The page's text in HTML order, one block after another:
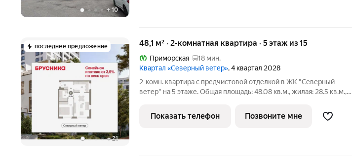
+ 10
последнее предложение
+21
48,1 м² · 2-комнатная квартира · 5 этаж из 15
Приморская
18 мин.
Квартал «Северный ветер», 4 квартал 2028
2-комн. квартира с предчистовой отделкой в ЖК "Северный
ветер" на 5 этаже. Общая площадь: 48.08 кв.м., жилая: 28.5 кв.м.,
любителям тишины и панорамных видов. В квартире один
совмещенный
Показать телефон Позвоните мне